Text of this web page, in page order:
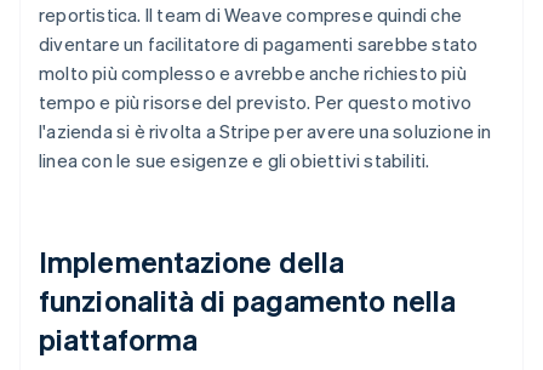
reportistica. Il team di Weave comprese quindi che
diventare un facilitatore di pagamenti sarebbe stato
molto più complesso e avrebbe anche richiesto più
tempo e più risorse del previsto. Per questo motivo
l'azienda si è rivolta a Stripe per avere una soluzione in
linea con le sue esigenze e gli obiettivi stabiliti.
Implementazione della
funzionalità di pagamento nella
piattaforma